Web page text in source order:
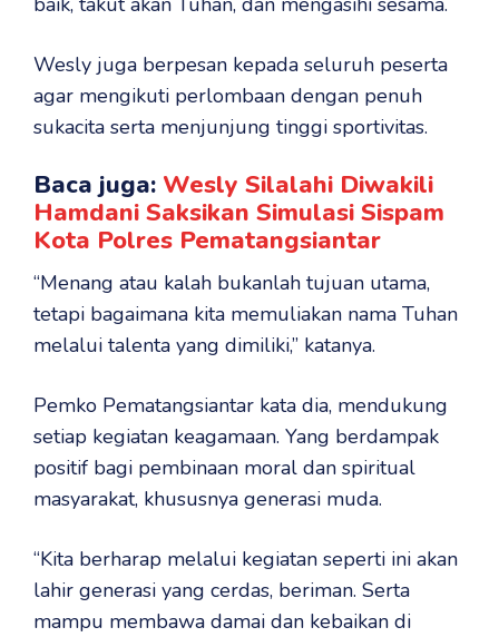
Wesly juga berpesan kepada seluruh peserta
agar mengikuti perlombaan dengan penuh
sukacita serta menjunjung tinggi sportivitas.
Baca juga: Wesly Silalahi Diwakili
Hamdani Saksikan Simulasi Sispam
Kota Polres Pematangsiantar
“Menang atau kalah bukanlah tujuan utama,
tetapi bagaimana kita memuliakan nama Tuhan
melalui talenta yang dimiliki,” katanya.
Pemko Pematangsiantar kata dia, mendukung
setiap kegiatan keagamaan. Yang berdampak
positif bagi pembinaan moral dan spiritual
masyarakat, khususnya generasi muda.
“Kita berharap melalui kegiatan seperti ini akan
lahir generasi yang cerdas, beriman. Serta
mampu membawa damai dan kebaikan di